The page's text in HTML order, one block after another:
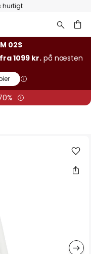
hurtigt
01S
1099 kr. på næsten